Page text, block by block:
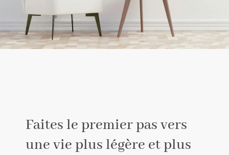
Faites le premier pas vers
une vie plus légère et plus